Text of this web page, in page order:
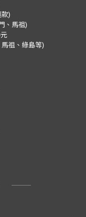
)
、馬祖)
祖、綠島等)